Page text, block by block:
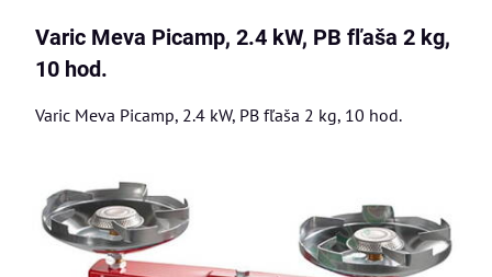
Varic Meva Picamp, 2.4 kW, PB fľaša 2 kg,
10 hod.
Varic Meva Picamp, 2.4 kW, PB fľaša 2 kg, 10 hod.